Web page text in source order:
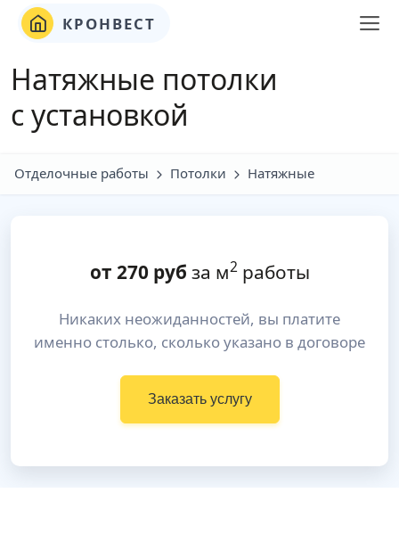
КРОНВЕСТ
Натяжные потолки
с установкой
Отделочные работы Потолки Натяжные
от 270руб за м2работы
Никаких неожиданностей, вы платите
именно столько, сколько указано в договоре
Заказать услугу